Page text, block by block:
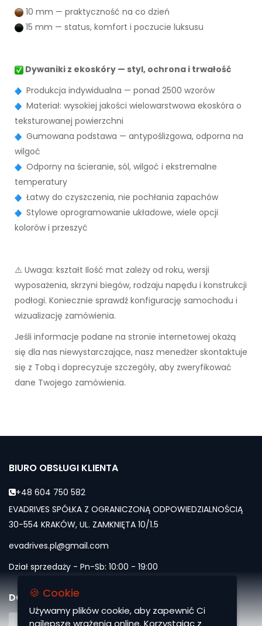
10 mm — praktyczność na co dzień
15 mm — status, komfort i poczucie luksusu
Dywaniki z ekoskóry — styl, ochrona i trwałość
Produkcja indywidualna — ponad 2500 wzorów
Materiał: wysokiej jakości wielowarstwowa ekoskóra o
teksturowanej powierzchni
Gumowana podstawa — antypoślizgowa, odporna na
wilgoć
Odporny na ścieranie, sól, wilgoć i ekstremalne
temperatury
Łatwy do czyszczenia, nie pochłania zapachów
Stylowe oprogramowanie układowe, wiele opcji
kolorów i przeszyć
⚠️ Uwaga: kształt Ilość mat zależy od roku, wersji
wyposażenia, skrzyni biegów, rodzaju napędu i konstrukcji
podłogi. Koniecznie sprawdź konfigurację samochodu i
wizualizację zamówienia.
Jeśli informacje podane na stronie internetowej okażą
się dla nas niewystarczające, nasz menedżer skontaktuje
się z Tobą i doprecyzuje szczegóły, aby zweryfikować
dane Twojego zamówienia.
BIURO OBSŁUGI KLIENTA
+48 604 750 582
EVADRIVES SPÓŁKA Z OGRANICZONĄ ODPOWIEDZIALNOŚCIĄ
30-554 KRAKÓW, UL. ZAMKNIĘTA 10/1.5
evadrives.pl@gmail.com
Dział sprzedaży - Pn-Sb: 10:00 - 19:00
DOŁĄCZ DO NAS
🍪 Cookie
Używamy plików cookie, aby zapewnić Ci
najlepsze wrażenia online. Korzystając z